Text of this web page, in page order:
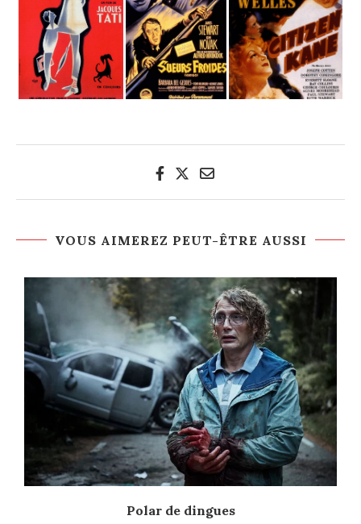
VOUS AIMEREZ PEUT-ÊTRE AUSSI
Polar de dingues